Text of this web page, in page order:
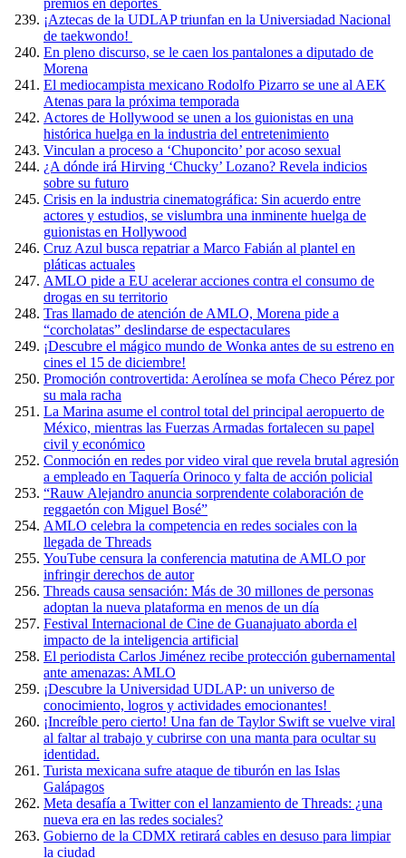
premios en deportes
¡Aztecas de la UDLAP triunfan en la Universiadad Nacional
de taekwondo!
En pleno discurso, se le caen los pantalones a diputado de
Morena
El mediocampista mexicano Rodolfo Pizarro se une al AEK
Atenas para la próxima temporada
Actores de Hollywood se unen a los guionistas en una
histórica huelga en la industria del entretenimiento
Vinculan a proceso a ‘Chuponcito’ por acoso sexual
¿A dónde irá Hirving ‘Chucky’ Lozano? Revela indicios
sobre su futuro
Crisis en la industria cinematográfica: Sin acuerdo entre
actores y estudios, se vislumbra una inminente huelga de
guionistas en Hollywood
Cruz Azul busca repatriar a Marco Fabián al plantel en
pláticas actuales
AMLO pide a EU acelerar acciones contra el consumo de
drogas en su territorio
Tras llamado de atención de AMLO, Morena pide a
“corcholatas” deslindarse de espectaculares
¡Descubre el mágico mundo de Wonka antes de su estreno en
cines el 15 de diciembre!
Promoción controvertida: Aerolínea se mofa Checo Pérez por
su mala racha
La Marina asume el control total del principal aeropuerto de
México, mientras las Fuerzas Armadas fortalecen su papel
civil y económico
Conmoción en redes por video viral que revela brutal agresión
a empleado en Taquería Orinoco y falta de acción policial
“Rauw Alejandro anuncia sorprendente colaboración de
reggaetón con Miguel Bosé”
AMLO celebra la competencia en redes sociales con la
llegada de Threads
YouTube censura la conferencia matutina de AMLO por
infringir derechos de autor
Threads causa sensación: Más de 30 millones de personas
adoptan la nueva plataforma en menos de un día
Festival Internacional de Cine de Guanajuato aborda el
impacto de la inteligencia artificial
El periodista Carlos Jiménez recibe protección gubernamental
ante amenazas: AMLO
¡Descubre la Universidad UDLAP: un universo de
conocimiento, logros y actividades emocionantes!
¡Increíble pero cierto! Una fan de Taylor Swift se vuelve viral
al faltar al trabajo y cubrirse con una manta para ocultar su
identidad.
Turista mexicana sufre ataque de tiburón en las Islas
Galápagos
Meta desafía a Twitter con el lanzamiento de Threads: ¿una
nueva era en las redes sociales?
Gobierno de la CDMX retirará cables en desuso para limpiar
la ciudad